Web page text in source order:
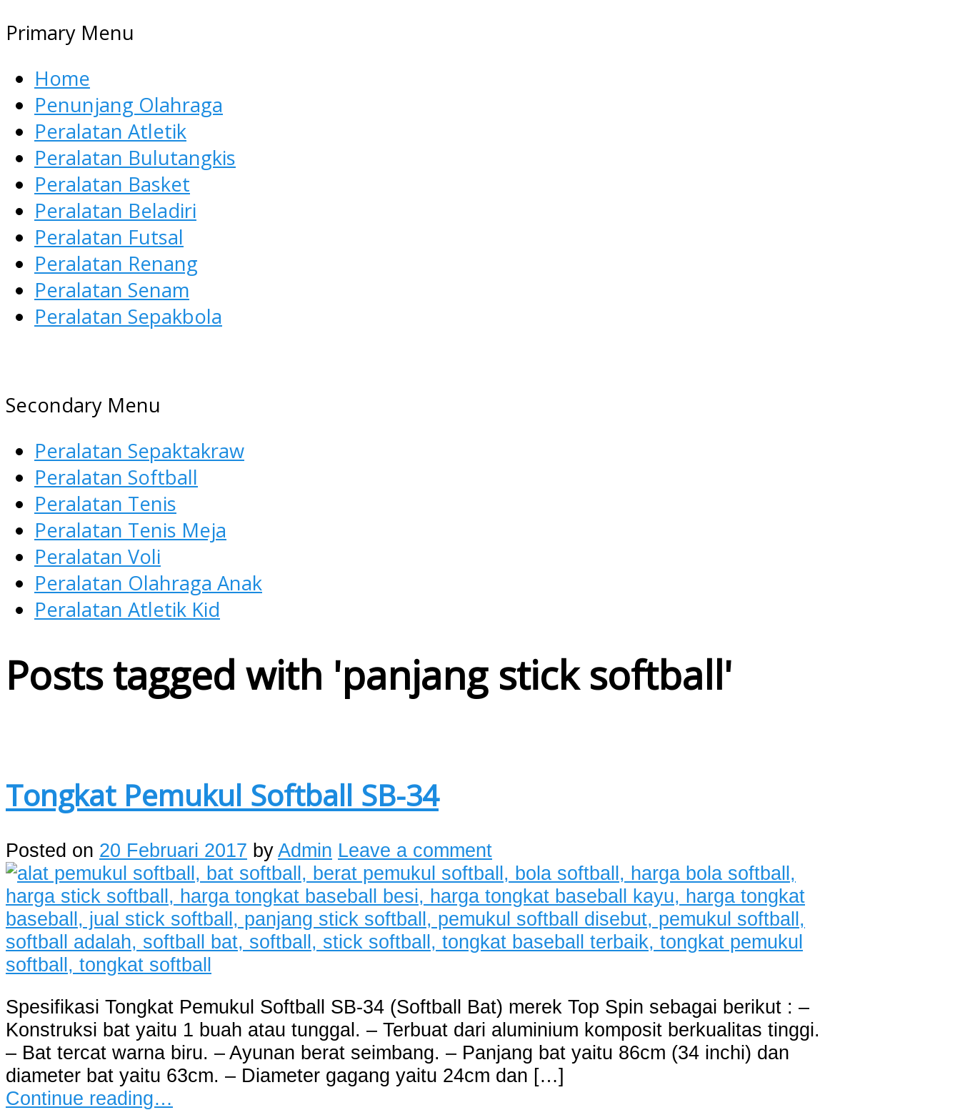
Primary Menu
Home
Penunjang Olahraga
Peralatan Atletik
Peralatan Bulutangkis
Peralatan Basket
Peralatan Beladiri
Peralatan Futsal
Peralatan Renang
Peralatan Senam
Peralatan Sepakbola
AGEN ALAT OLAHRAGA
Menyediakan Alat Olahraga Terlengkap di Indonesia
Secondary Menu
Peralatan Sepaktakraw
Peralatan Softball
Peralatan Tenis
Peralatan Tenis Meja
Peralatan Voli
Peralatan Olahraga Anak
Peralatan Atletik Kid
Posts tagged with 'panjang stick softball'
Tongkat Pemukul Softball SB-34
Posted on 20 Februari 2017 byAdmin Leave a comment
Spesifikasi Tongkat Pemukul Softball SB-34 (Softball Bat) merek Top Spin sebagai berikut : –
Konstruksi bat yaitu 1 buah atau tunggal. – Terbuat dari aluminium komposit berkualitas tinggi.
– Bat tercat warna biru. – Ayunan berat seimbang. – Panjang bat yaitu 86cm (34 inchi) dan
diameter bat yaitu 63cm. – Diameter gagang yaitu 24cm dan […]
Continue reading…